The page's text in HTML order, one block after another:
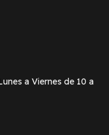
a Viernes de 10 a